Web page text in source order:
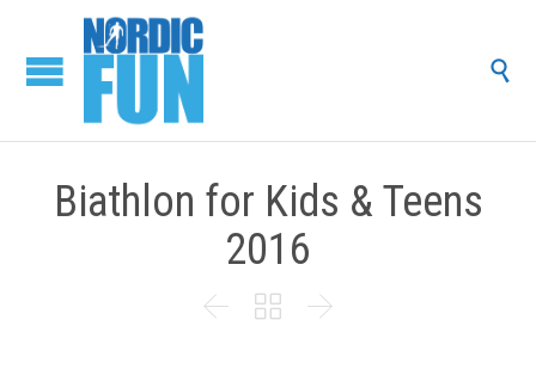

Biathlon for Kids & Teens
2016
  